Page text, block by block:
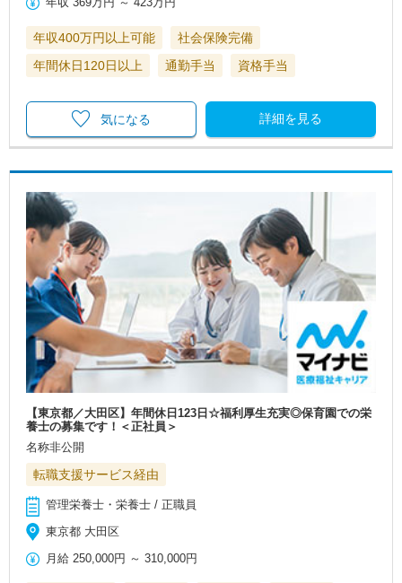
年収400万円以上可能
社会保険完備
年間休日120日以上
通勤手当 資格手当
詳細を見る
気になる
【東京都／大田区】年間休日123日☆福利厚生充実◎保育園での栄
養士の募集です！＜正社員＞
名称非公開
転職支援サービス経由
管理栄養士・栄養士 / 正職員
東京都 大田区
月給 250,000円 ～310,000円